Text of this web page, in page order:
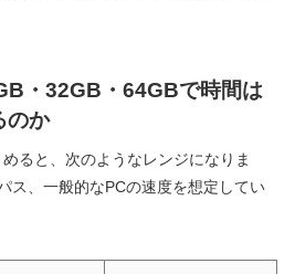
・32GB・64GBで時間は
のか
ると、次のようなレンジになりま
ス、一般的なPCの速度を想定してい